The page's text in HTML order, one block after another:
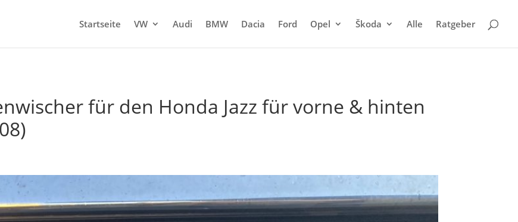
Startseite VW Audi BMW Dacia Ford Opel Škoda Alle Ratgeber
für den Honda Jazz für vorne & hinten